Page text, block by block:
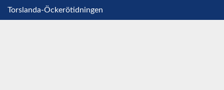
Torslanda-Öckerötidningen